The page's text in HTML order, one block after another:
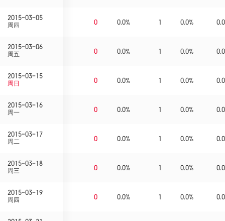
2015-03-05
周四
0 0.0% 1 0.0% 0.0
2015-03-06
周五
0 0.0% 1 0.0% 0.0
2015-03-15
周日
0 0.0% 1 0.0% 0.0
2015-03-16
周一
0 0.0% 1 0.0% 0.0
2015-03-17
周二
0 0.0% 1 0.0% 0.0
2015-03-18
周三
0 0.0% 1 0.0% 0.0
2015-03-19
周四
0 0.0% 1 0.0% 0.0